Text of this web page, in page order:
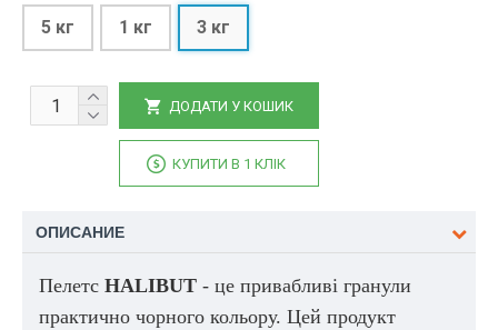
5 кг 1 кг 3 кг
ДОДАТИ У КОШИК
КУПИТИ В 1 КЛІК
ОПИСАНИЕ
Пелетс HALIBUT - це привабливі гранули
практично чорного кольору. Цей продукт